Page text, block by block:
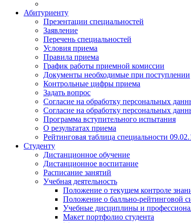
Абитуриенту
Презентации специальностей
Заявление
Перечень специальностей
Условия приема
Правила приема
График работы приемной комиссии
Документы необходимые при поступлении
Контрольные цифры приема
Задать вопрос
Согласие на обработку персональных
Согласие на обработку персональных
Программа вступительного испытания
О результатах приема
Рейтинговая таблица специальности
Студенту
Дистанционное обучение
Дистанционное воспитание
Расписание занятий
Учебная деятельность
Положение о текущем контроле
Положение о балльно-рейтинговой
Учебные дисциплины и
Макет портфолио студента